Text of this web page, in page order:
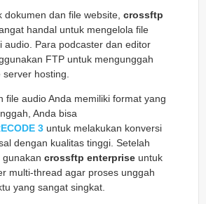
dokumen dan file website, crossftp
handal untuk mengelola file
audio. Para podcaster dan editor
FTP untuk mengunggah
hosting.
file audio Anda memiliki format yang
Anda bisa
3 untuk melakukan konversi
dengan kualitas tinggi. Setelah
crossftp enterprise untuk
multi-thread agar proses unggah
yang sangat singkat.